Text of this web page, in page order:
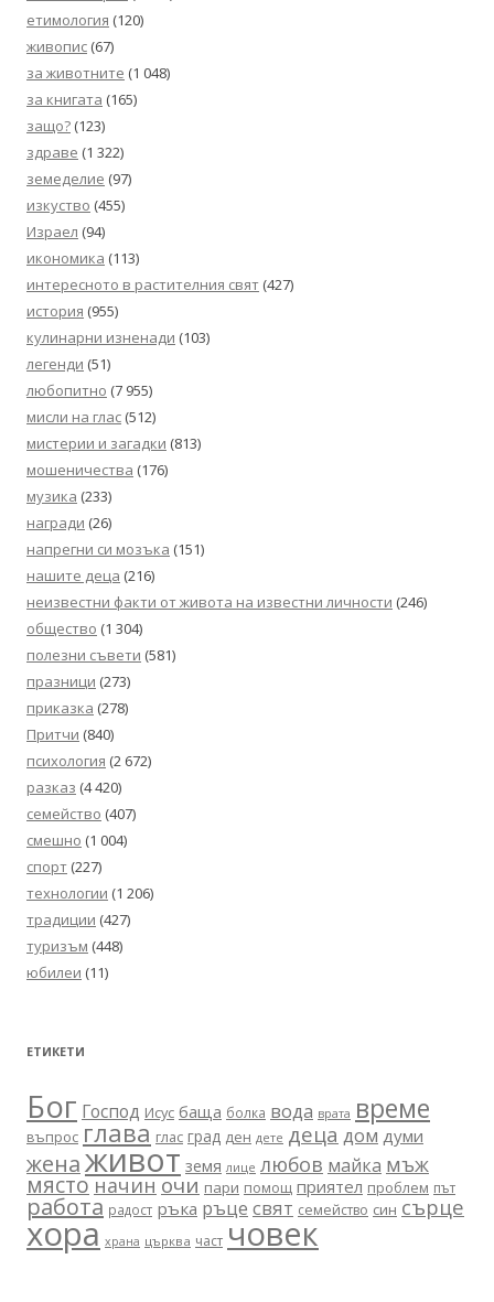
етимология (120)
живопис (67)
за животните (1 048)
за книгата (165)
защо? (123)
здраве (1 322)
земеделие (97)
изкуство (455)
Израел (94)
икономика (113)
интересното в растителния свят (427)
история (955)
кулинарни изненади (103)
легенди (51)
любопитно (7 955)
мисли на глас (512)
мистерии и загадки (813)
мошеничества (176)
музика (233)
награди (26)
напрегни си мозъка (151)
нашите деца (216)
неизвестни факти от живота на известни личности (246)
общество (1 304)
полезни съвети (581)
празници (273)
приказка (278)
Притчи (840)
психология (2 672)
разказ (4 420)
семейство (407)
смешно (1 004)
спорт (227)
технологии (1 206)
традиции (427)
туризъм (448)
юбилеи (11)
ЕТИКЕТИ
Бог Господ Исус баща болка вода врата време
въпрос глава глас град ден дете деца дом думи
женаживот земя лице любов майка мъж
мястоначиночи пари помощ приятел проблем път
работа радост ръка ръце свят семейство син сърце
хора храна църква част човек